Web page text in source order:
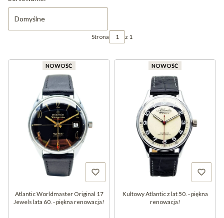
Domyślne
Strona z 1
NOWOŚĆ
Atlantic Worldmaster Original 17
Jewels lata 60. - piękna renowacja!
NOWOŚĆ
Kultowy Atlantic z lat 50. - piękna
renowacja!